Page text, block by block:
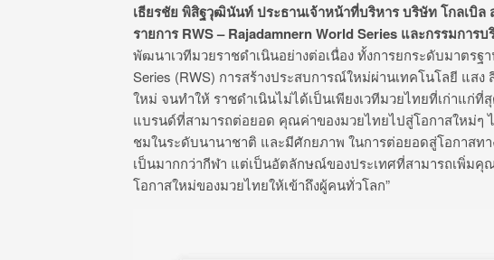
เธียรชัย พิสิฐวุฒินันท์ ประธานเจ้าหน้าที่บริหาร บริษัท โกลเบิล
รายการ RWS – Rajadamnern World Series และกรรมการ
พัฒนาเวทีมวยราชดำเนินอย่างต่อเนื่อง ทั้งการยกระดับมาตรฐ
Series (RWS) การสร้างประสบการณ์ใหม่ผ่านเทคโนโลยี แส
ใหม่ จนทำให้ ราชดำเนินไม่ได้เป็นเพียงเวทีมวยไทยที่เก่าแก่ที่
แบรนด์ที่สามารถต่อยอด คุณค่าของมวยไทยไปสู่โอกาสใหม่ๆ
ชมในระดับนานาชาติ และมีศักยภาพ ในการต่อยอดสู่โอกาสทา
เป็นมากกว่ากีฬา แต่เป็นอัตลักษณ์ของประเทศที่สามารถเพิ่ม
โอกาสใหม่ของมวยไทยให้เข้าถึงผู้คนทั่วโลก”